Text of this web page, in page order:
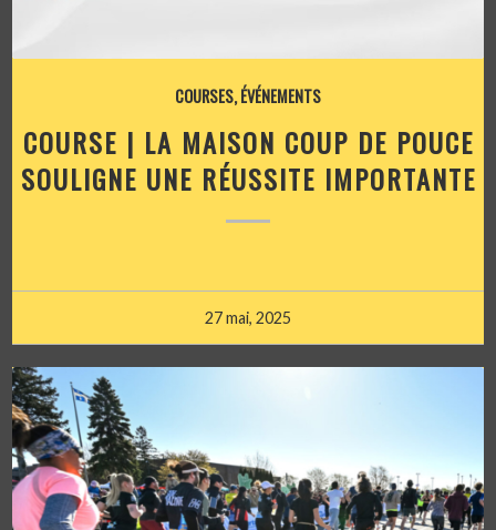
COURSES,ÉVÉNEMENTS
COURSE | LA MAISON COUP DE POUCE
SOULIGNE UNE RÉUSSITE IMPORTANTE
27 mai, 2025